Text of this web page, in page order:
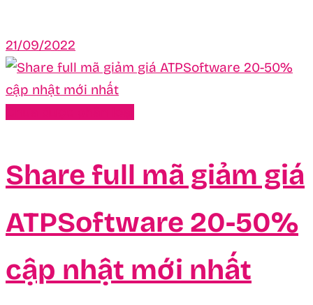
21/09/2022
Share full mã giảm giá
ATPSoftware 20-50%
cập nhật mới nhất